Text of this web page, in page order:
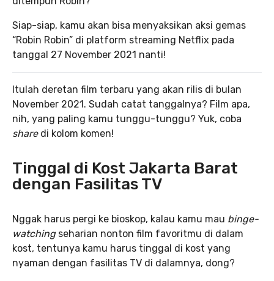
Siap-siap, kamu akan bisa menyaksikan aksi gemas
“Robin Robin” di platform streaming Netflix pada
tanggal 27 November 2021 nanti!
Itulah deretan film terbaru yang akan rilis di bulan
November 2021. Sudah catat tanggalnya? Film apa,
nih, yang paling kamu tunggu-tunggu? Yuk, coba
share di kolom komen!
Tinggal di Kost Jakarta Barat
dengan Fasilitas TV
Nggak harus pergi ke bioskop, kalau kamu mau binge-
watching seharian nonton film favoritmu di dalam
kost, tentunya kamu harus tinggal di kost yang
nyaman dengan fasilitas TV di dalamnya, dong?